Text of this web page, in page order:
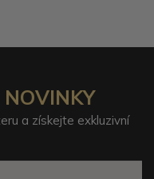
a získejte exkluzivní